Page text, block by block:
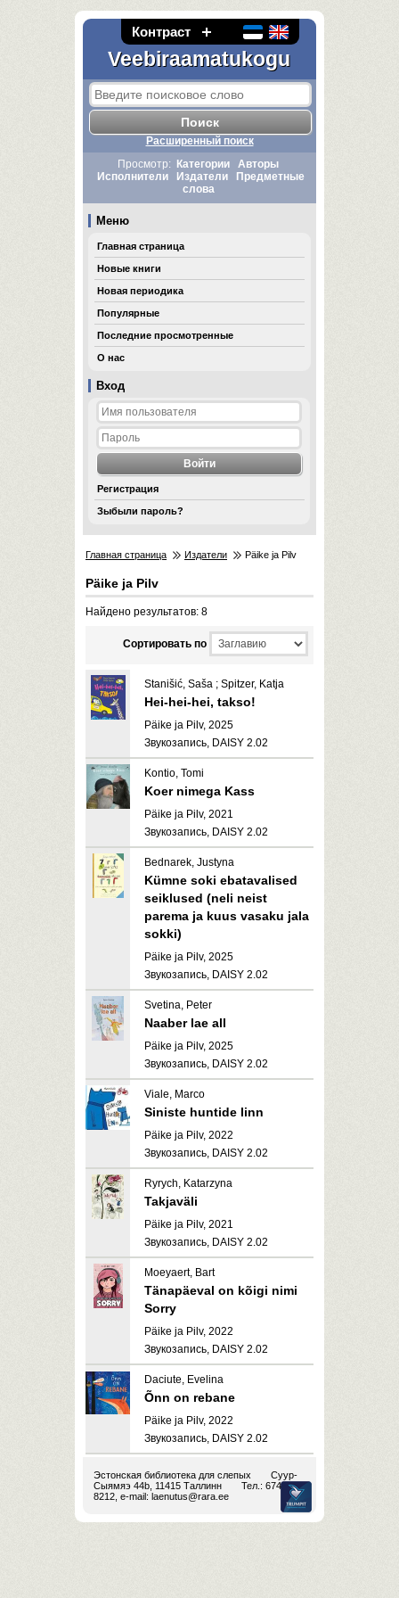
Контраст
Veebiraamatukogu
Вход
Регистрация
Зыбыли пароль?
Расширенный поиск
Просмотр:
Категории
Авторы
Исполнители
Издатели
Предметные
слова
Меню
Главная страница
Новые книги
Новая периодика
Популярные
Последние просмотренные
О нас
Главная страница Издатели Päike ja Pilv
Päike ja Pilv
Найдено результатов: 8
Cортировать по
Stanišić, Saša ; Spitzer, Katja
Hei-hei-hei, takso!
Päike ja Pilv, 2025
Звукозапись, DAISY 2.02
Kontio, Tomi
Koer nimega Kass
Päike ja Pilv, 2021
Звукозапись, DAISY 2.02
Bednarek, Justyna
Kümne soki ebatavalised
seiklused (neli neist
parema ja kuus vasaku jala
sokki)
Päike ja Pilv, 2025
Звукозапись, DAISY 2.02
Svetina, Peter
Naaber lae all
Päike ja Pilv, 2025
Звукозапись, DAISY 2.02
Viale, Marco
Siniste huntide linn
Päike ja Pilv, 2022
Звукозапись, DAISY 2.02
Ryrych, Katarzyna
Takjaväli
Päike ja Pilv, 2021
Звукозапись, DAISY 2.02
Moeyaert, Bart
Tänapäeval on kõigi nimi
Sorry
Päike ja Pilv, 2022
Звукозапись, DAISY 2.02
Daciute, Evelina
Õnn on rebane
Päike ja Pilv, 2022
Звукозапись, DAISY 2.02
Эстонская библиотека для слепых
Суур-
Сыямяэ 44b, 11415 Таллинн
Тел.: 674
8212, e-mail: laenutus@rara.ee